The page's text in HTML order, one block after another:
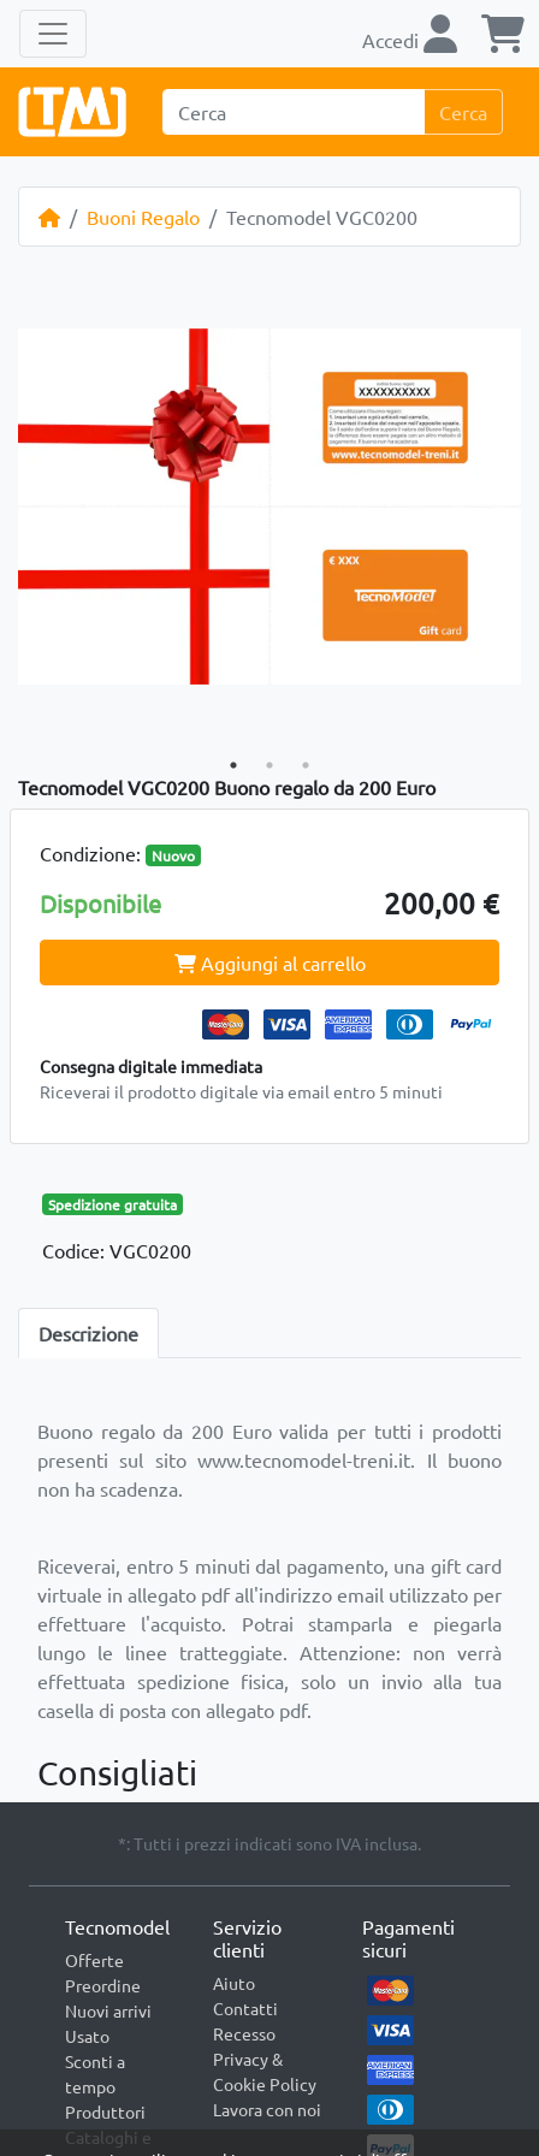
Accedi
Cerca
Buoni Regalo Tecnomodel VGC0200
Tecnomodel VGC0200 Buono regalo da 200 Euro
Condizione: Nuovo
Disponibile 200,00 €
Aggiungi al carrello
Consegna digitale immediata
Riceverai il prodotto digitale via email entro 5 minuti
Spedizione gratuita
Codice: VGC0200
Descrizione
Buono regalo da 200 Euro valida per tutti i prodotti
presenti sul sito www.tecnomodel-treni.it. Il buono
Riceverai, entro 5 minuti dal pagamento, una gift card
virtuale in allegato pdf all'indirizzo email utilizzato per
effettuare l'acquisto. Potrai stamparla e piegarla
lungo le linee tratteggiate. Attenzione: non verrà
effettuata spedizione fisica, solo un invio alla tua
Consigliati
*: Tutti i prezzi indicati sono IVA inclusa.
Tecnomodel
Offerte
Preordine
Nuovi arrivi
Usato
Sconti a
tempo
Produttori
Cataloghi e
Servizio
clienti
Aiuto
Contatti
Recesso
Privacy &
Cookie Policy
Lavora con noi
Pagamenti
sicuri